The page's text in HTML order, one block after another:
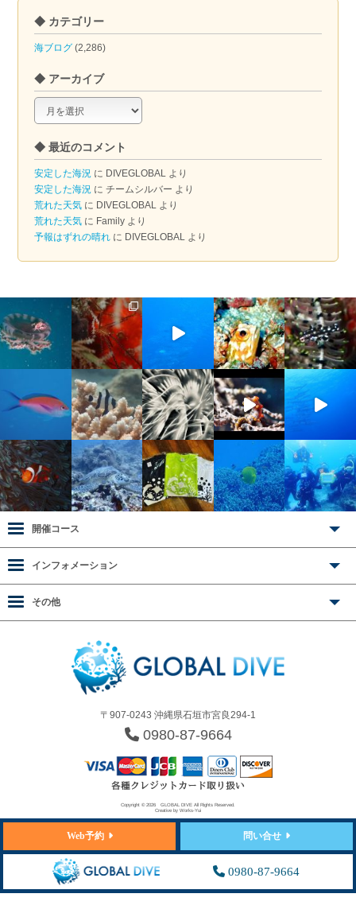
◆ カテゴリー
海ブログ (2,286)
◆ アーカイブ
ア
カ
イ
ブ
◆ 最近のコメント
安定した海況 に DIVEGLOBAL より
安定した海況 にチームシルバー より
荒れた天気 に DIVEGLOBAL より
荒れた天気 に Family より
予報はずれの晴れ に DIVEGLOBAL より
〒907-0243 沖縄県石垣市宮良294-1
0980-87-9664
開催コース
インフォメーション
その他
Copyright © 2026 GLOBAL DIVE All Rights Reserved.
Creative by Works-Yui
Web予約 問い合せ
0980-87-9664